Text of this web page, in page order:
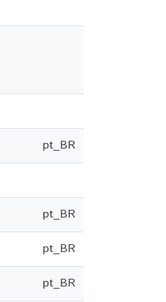
pt_BR
pt_BR
pt_BR
pt_BR